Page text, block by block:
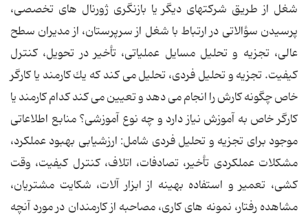
شغل از طریق شركتهای دیگر یا بازنگری ژورنال های تخصصی،
پرسیدن سؤالاتی در ارتباط با شغل از سرپرستان، از مدیران سطح
عالی، تجزیه و تحلیل مسایل عملیاتی، تأخیر در تحویل، كنترل
كیفیت. تجزیه و تحلیل فردی، تحلیل می كند كه یك كارمند یا كارگر
خاص چگونه كارش را انجام می دهد و تعیین می كند كدام كارمند یا
كارگر خاص به آموزش نیاز دارد و چه نوع آموزشی؟ منابع اطلاعاتی
موجود برای تجزیه و تحلیل فردی شامل: ارزشیابی بهبود عملكرد،
مشكلات عملكردی تأخیر، تصادفات، اتلاف، كنترل كیفیت، وقت
كشی، تعمیر و استفاده بهینه از ابزار آلات، شكایت مشتریان،
مشاهده رفتار، نمونه های كاری، مصاحبه از كارمندان در مورد آنچه